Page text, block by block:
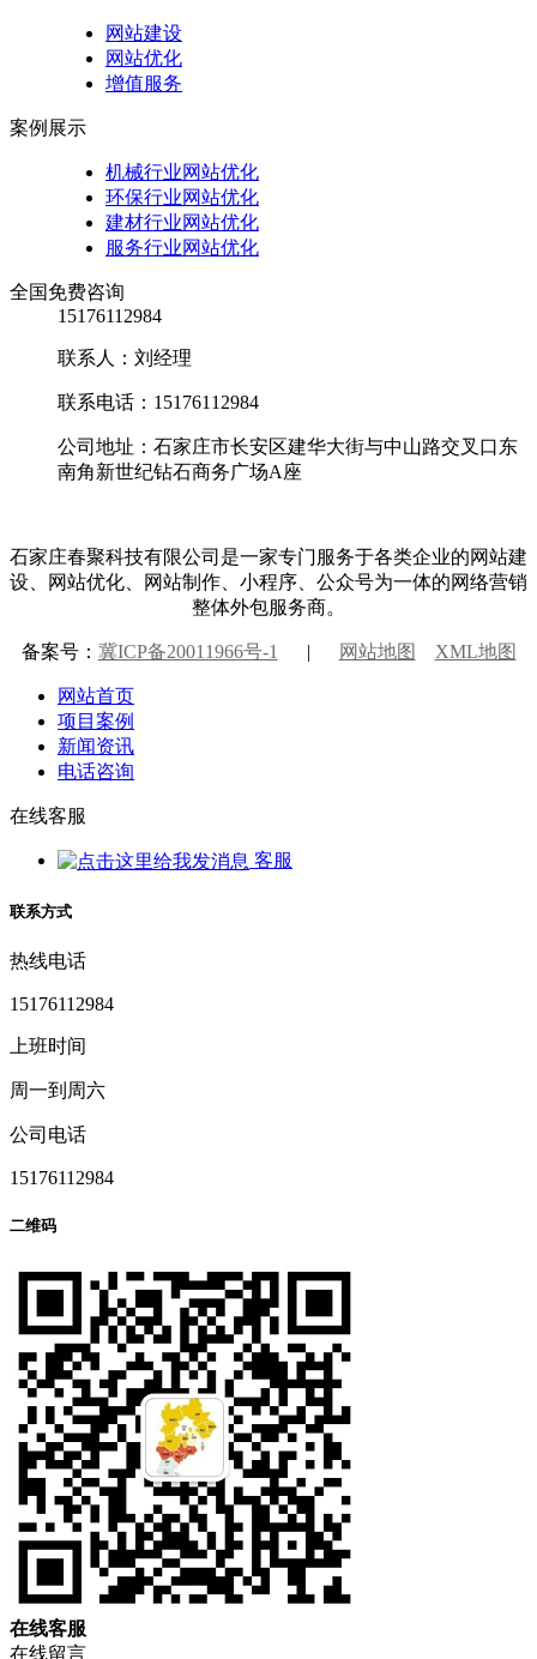
网站建设
网站优化
增值服务
案例展示
机械行业网站优化
环保行业网站优化
建材行业网站优化
服务行业网站优化
全国免费咨询
15176112984
联系人：刘经理
联系电话：15176112984
公司地址：石家庄市长安区建华大街与中山路交叉口东
南角新世纪钻石商务广场A座
石家庄春聚科技有限公司是一家专门服务于各类企业的网站建
设、网站优化、网站制作、小程序、公众号为一体的网络营销
整体外包服务商。
备案号： 冀ICP备20011966号-1 | 网站地图 XML地图
网站首页
项目案例
新闻资讯
电话咨询
在线客服
客服
联系方式
热线电话
15176112984
上班时间
周一到周六
公司电话
15176112984
二维码
在线客服
在线留言